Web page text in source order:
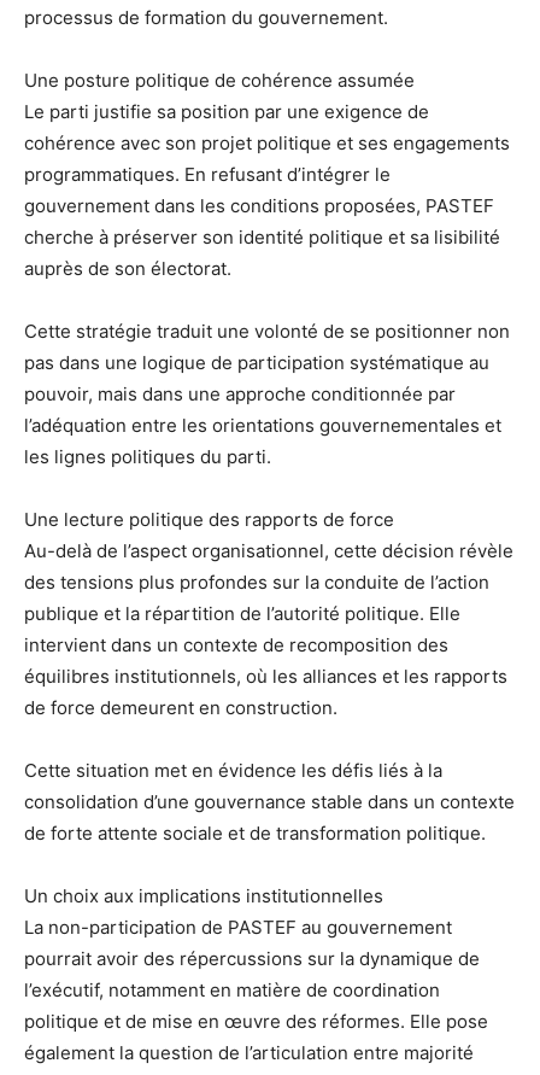
processus de formation du gouvernement.
Une posture politique de cohérence assumée
Le parti justifie sa position par une exigence de
cohérence avec son projet politique et ses engagements
programmatiques. En refusant d’intégrer le
gouvernement dans les conditions proposées, PASTEF
cherche à préserver son identité politique et sa lisibilité
auprès de son électorat.
Cette stratégie traduit une volonté de se positionner non
pas dans une logique de participation systématique au
pouvoir, mais dans une approche conditionnée par
l’adéquation entre les orientations gouvernementales et
les lignes politiques du parti.
Une lecture politique des rapports de force
Au-delà de l’aspect organisationnel, cette décision révèle
des tensions plus profondes sur la conduite de l’action
publique et la répartition de l’autorité politique. Elle
intervient dans un contexte de recomposition des
équilibres institutionnels, où les alliances et les rapports
de force demeurent en construction.
Cette situation met en évidence les défis liés à la
consolidation d’une gouvernance stable dans un contexte
de forte attente sociale et de transformation politique.
Un choix aux implications institutionnelles
La non-participation de PASTEF au gouvernement
pourrait avoir des répercussions sur la dynamique de
l’exécutif, notamment en matière de coordination
politique et de mise en œuvre des réformes. Elle pose
également la question de l’articulation entre majorité